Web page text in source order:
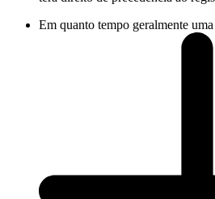
Em quanto tempo geralmente